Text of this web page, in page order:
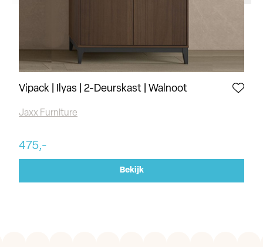
Vipack | Ilyas | 2-Deurskast | Walnoot
Jaxx Furniture
475,-
Bekijk